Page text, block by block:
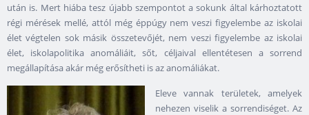
után is. Mert hiába tesz újabb szempontot a sokunk által kárhoztatott
régi mérések mellé, attól még éppúgy nem veszi figyelembe az iskolai
élet végtelen sok másik összetevőjét, nem veszi figyelembe az iskolai
élet, iskolapolitika anomáliáit, sőt, céljaival ellentétesen a sorrend
megállapítása akár még erősítheti is az anomáliákat.
Eleve vannak területek, amelyek
nehezen viselik a sorrendiséget. Az